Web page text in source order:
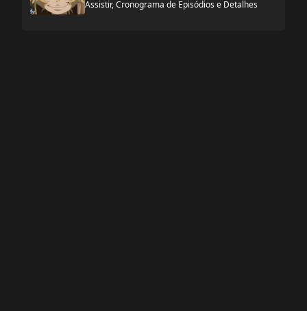
Assistir, Cronograma de Episódios e Detalhes